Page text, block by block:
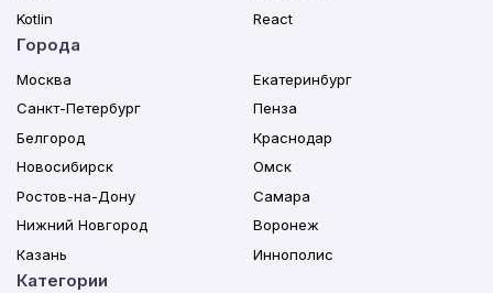
Kotlin
React
Города
Москва
Санкт-Петербург
Белгород
Новосибирск
Ростов-на-Дону
Нижний Новгород
Казань
Екатеринбург
Пенза
Краснодар
Омск
Самара
Воронеж
Иннополис
Категории